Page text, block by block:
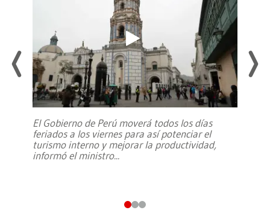
El Gobierno de Perú moverá todos los días
feriados a los viernes para así potenciar el
turismo interno y mejorar la productividad,
informó el ministro...